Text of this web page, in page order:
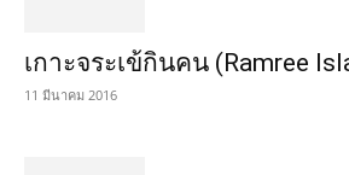
เกาะจระเข้กินคน (Ramree
11 มีนาคม 2016